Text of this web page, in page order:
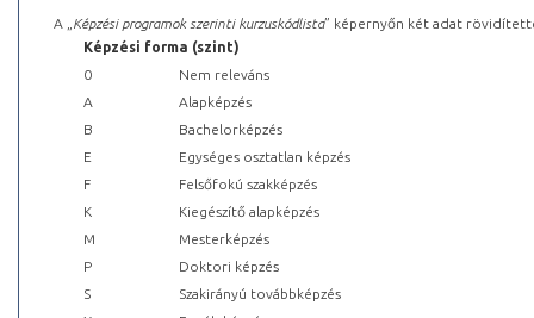
A „ Képzési programok szerinti kurzuskódlista” képernyőn két adat
Képzési forma (szint)
0
Nem releváns
A
Alapképzés
B
Bachelorképzés
E
Egységes osztatlan képzés
F
Felsőfokú szakképzés
K
Kiegészítő alapképzés
M
Mesterképzés
P
Doktori képzés
S
Szakirányú továbbképzés